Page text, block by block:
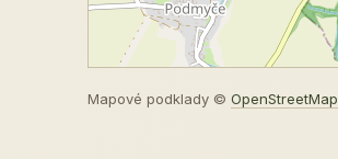
Mapové podklady © OpenStreetMap